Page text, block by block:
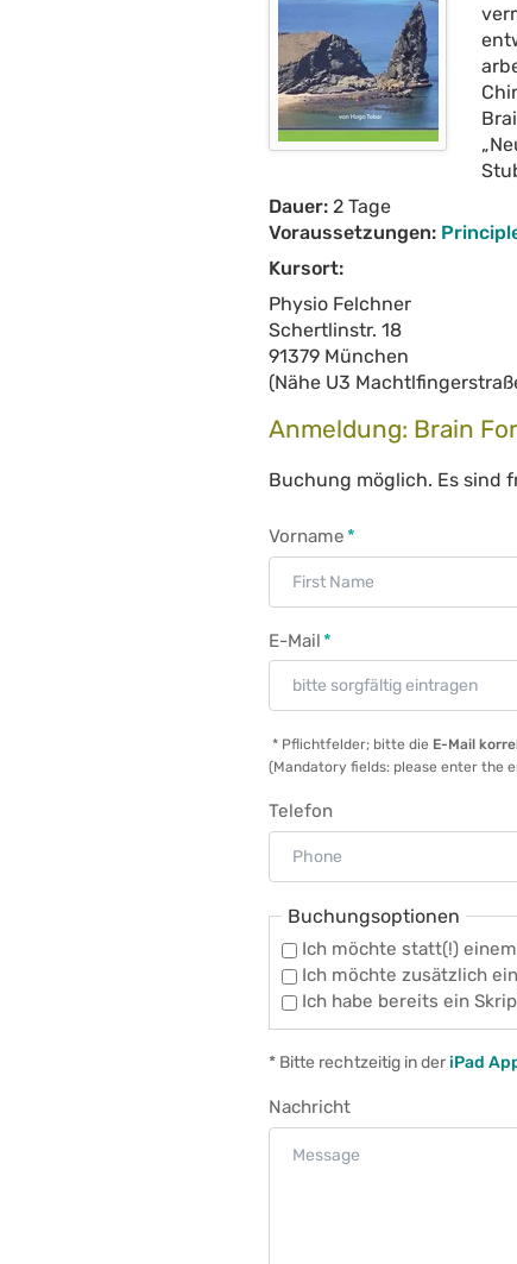
Dauer: 2 Tage
Voraussetzungen:
Kursort:
Physio Felchner
Schertlinstr. 18
91379 München
(Nähe U3
Anmeldung: Brain
Buchung möglich. Es sind
Pflichtfeld
Vorname *
Pflichtfeld
E-Mail *
* Pflichtfelder; bitte die E-Mail
(Mandatory fields: please enter the
Telefon
Buchungsoptionen
Ich möchte statt(!)
Ich möchte zusätzlich
Ich habe bereits ein
* Bitte rechtzeitig in deriPad
Nachricht